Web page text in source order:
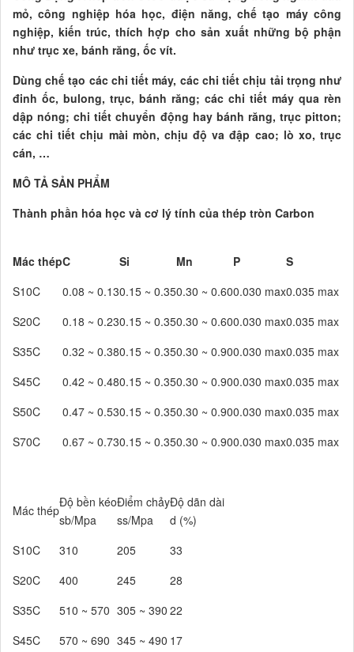
mỏ, công nghiệp hóa học, điện năng, chế tạo máy công
nghiệp, kiến trúc, thích hợp cho sản xuất những bộ phận
như trục xe, bánh răng, ốc vít.
Dùng chế tạo các chi tiết máy, các chi tiết chịu tải trọng như
đinh ốc, bulong, trục, bánh răng; các chi tiết máy qua rèn
dập nóng; chi tiết chuyển động hay bánh răng, trục pitton;
các chi tiết chịu mài mòn, chịu độ va đập cao; lò xo, trục
cán, …
MÔ TẢ SẢN PHẨM
Thành phần hóa học và cơ lý tính của thép tròn Carbon
Mác thépC Si Mn P
S
S10C
0.08 ~ 0.130.15 ~ 0.350.30 ~ 0.600.030 max0.035 max
S20C
0.18 ~ 0.230.15 ~ 0.350.30 ~ 0.600.030 max0.035 max
S35C
0.32 ~ 0.380.15 ~ 0.350.30 ~ 0.900.030 max0.035 max
S45C
0.42 ~ 0.480.15 ~ 0.350.30 ~ 0.900.030 max0.035 max
S50C
0.47 ~ 0.530.15 ~ 0.350.30 ~ 0.900.030 max0.035 max
S70C
0.67 ~ 0.730.15 ~ 0.350.30 ~ 0.900.030 max0.035 max
Mác thép
Độ bền kéo
sb/Mpa
Điểm chảy
ss/Mpa
Độ dãn dài
d (%)
S10C
310 205
33
S20C
400 245
28
S35C
510 ~ 570 305 ~ 390 22
S45C
570 ~ 690 345 ~ 490 17